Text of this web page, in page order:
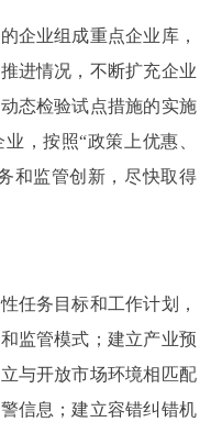
业组成重点企业库，
进情况，不断扩充企业
态检验试点措施的实施
，按照“政策上优惠、
和监管创新，尽快取得
务目标和工作计划，
监管模式；建立产业预
与开放市场环境相匹配
信息；建立容错纠错机